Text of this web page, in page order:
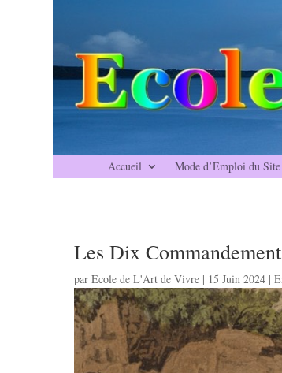
Accueil Mode d’Emploi du Site
Les Dix
parEcole de L'Art de Vivre | 15 Juin 2024 |